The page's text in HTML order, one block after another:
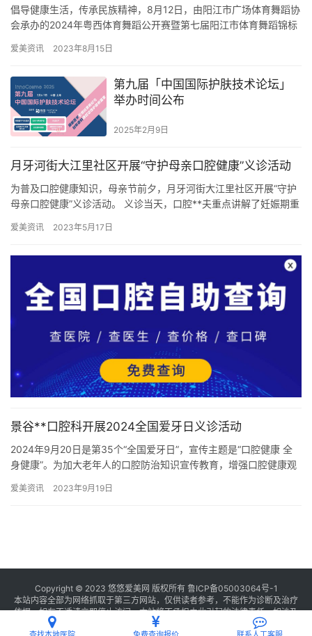
倡导健康生活，传承民族精神，8月12日，由阳江市广场体育舞蹈协
会承办的2024年粤西体育舞蹈公开赛暨第七届阳江市体育舞蹈锦标
爱美资讯 2023年8月15日
第九届「中国国际护肤技术论坛」
举办时间公布
2025年2月9日
月牙河街大江里社区开展“守护母亲口腔健康”义诊活动
为普及口腔健康知识，母亲节前夕，月牙河街大江里社区开展“守护
母亲口腔健康”义诊活动。 义诊当天，口腔**夫重点讲解了妊娠期重
爱美资讯 2023年5月17日
景谷**口腔科开展2024全国爱牙日义诊活动
2024年9月20日是第35个“全国爱牙日”，宣传主题是“口腔健康 全
身健康”。为加大老年人的口腔防治知识宣传教育，增强口腔健康观
爱美资讯 2023年9月19日
Copyright © 2023 悠悠爱美网 版权所有 鲁ICP备05003064号-1
本站内容全部为网络抓取于第三方网站，仅供读者参考，不能作为诊断及治疗
依据，如有不适请立即停止访问，本站将不承担由此引起的法律责任。如涉及
联系我们